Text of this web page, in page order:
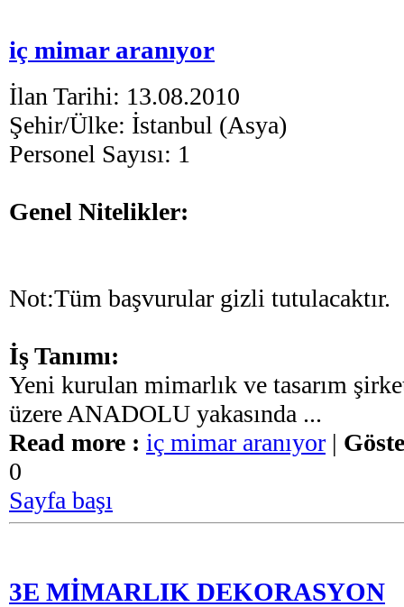
iç mimar aranıyor
İlan Tarihi: 13.08.2010
Şehir/Ülke: İstanbul (Asya)
Personel Sayısı: 1
Genel Nitelikler:
Not:Tüm başvurular gizli tutulacaktır.
İş Tanımı:
Yeni kurulan mimarlık ve tasarım
üzere ANADOLU yakasında ...
Read more : iç mimar aranıyor |
0
Sayfa başı
3E MİMARLIK DEKORASYON